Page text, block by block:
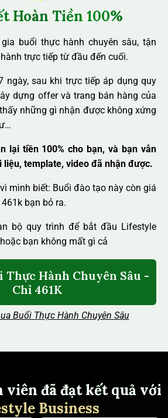
Hoàn Tiền 100%
buổi thực hành chuyên sâu, tận
trực tiếp từ đầu đến cuối.
ngày, sau khi trực tiếp áp dụng quy
dựng offer và trang bán hàng của
những gì nhận được không xứng
lại tiền 100% cho bạn, và bạn vẫn
template, video đã nhận được.
mình biết: Buổi đào tạo này còn giá
bạn bỏ ra.
bộ quy trình để bắt đầu Lifestyle
bạn không mất gì cả
Thực Hành Chuyên Sâu -
Chỉ 461K
Buổi Thực Hành Chuyên Sâu
viên đã đạt kết quả với
Business